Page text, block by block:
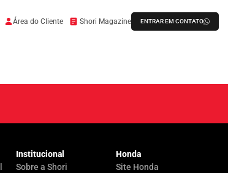
Área do Cliente Shori Magazine ENTRAR EM CONTATO
Institucional
Sobre a Shori
Honda
Site Honda